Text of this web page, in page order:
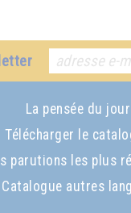
La pensée du jour
Télécharger le
parutions les plus
Catalogue autres